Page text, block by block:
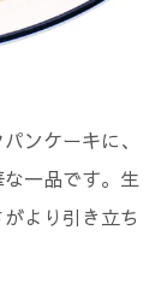
ンケーキに、
一品です。生
より引き立ち